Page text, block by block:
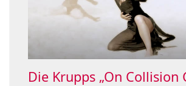
Die Krupps „On Collision